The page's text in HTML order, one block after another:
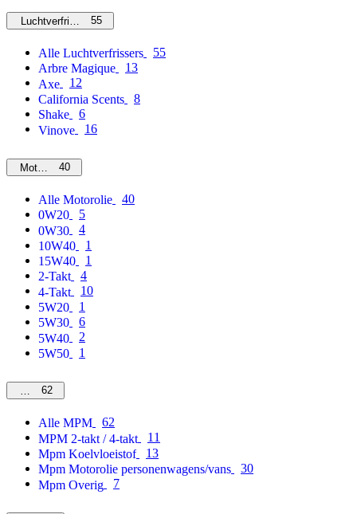
Luchtverfrissers55
Alle Luchtverfrissers
55
Arbre Magique
13
Axe
12
California Scents
8
Shake
6
Vinove
16
Motorolie40
Alle Motorolie
40
0W20
5
0W30
4
10W40
1
15W40
1
2-Takt
4
4-Takt
10
5W20
1
5W30
6
5W40
2
5W50
1
MPM62
Alle MPM
62
MPM 2-takt / 4-takt
11
Mpm Koelvloeistof
13
Mpm Motorolie personenwagens/vans
30
Mpm Overig
7